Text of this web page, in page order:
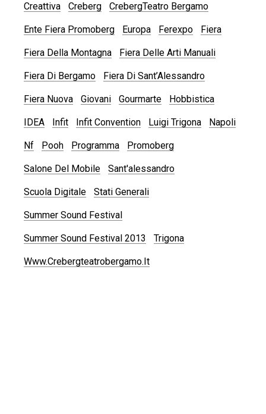
Creattiva Creberg CrebergTeatro Bergamo
Ente Fiera Promoberg Europa Ferexpo Fiera
Fiera Della Montagna Fiera Delle Arti Manuali
Fiera Di Bergamo Fiera Di Sant’Alessandro
Fiera Nuova Giovani Gourmarte Hobbistica
IDEA Infit Infit Convention Luigi Trigona Napoli
Nf Pooh Programma Promoberg
Salone Del Mobile Sant'alessandro
Scuola Digitale Stati Generali
Summer Sound Festival
Summer Sound Festival 2013 Trigona
Www.crebergteatrobergamo.it